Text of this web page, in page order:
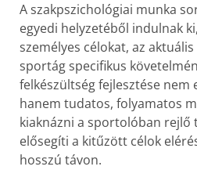
A szakpszichológiai munka
egyedi helyzetéből indulnak
személyes célokat, az
sportág specifikus
felkészültség fejlesztése nem
hanem tudatos, folyamatos
kiaknázni a sportolóban rejlő
elősegíti a kitűzött célok
hosszú távon.